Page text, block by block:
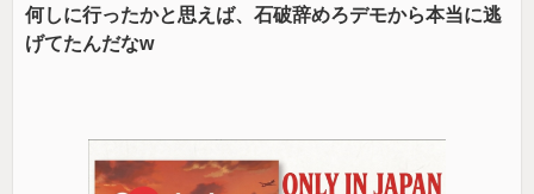
何しに行ったかと思えば、石破辞めろデモから本当に逃
げてたんだなw